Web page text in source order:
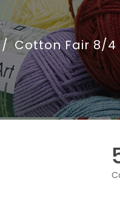
/ Cotton Fair 8/4